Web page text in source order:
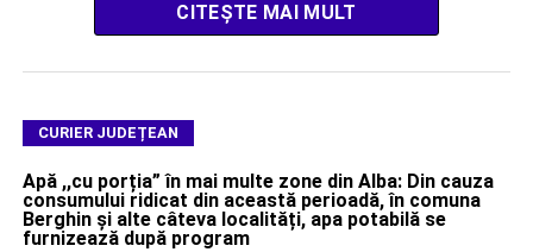
CITEȘTE MAI MULT
CURIER JUDEȚEAN
Apă ,,cu porția” în mai multe zone din Alba: Din cauza
consumului ridicat din această perioadă, în comuna
Berghin și alte câteva localități, apa potabilă se
furnizează după program